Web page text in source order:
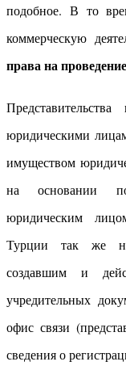
подобное. В то
коммерческую
права напроведение
юридическими
имуществом
на основании
юридическим
Турции так же
создавшим и
учредительных
офис связи
сведения о